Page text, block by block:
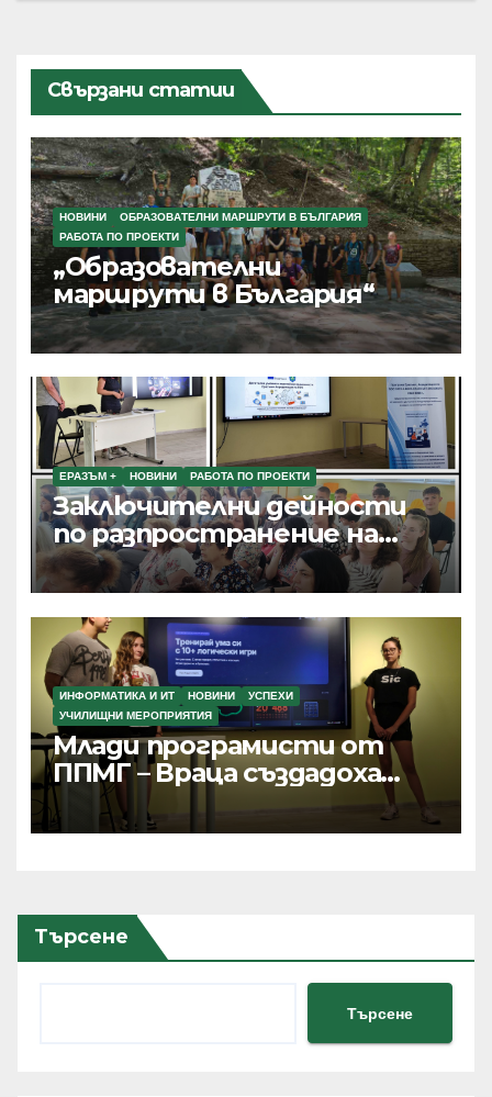
Свързани статии
НОВИНИ
ОБРАЗОВАТЕЛНИ МАРШРУТИ В БЪЛГАРИЯ
РАБОТА ПО ПРОЕКТИ
„Образователни
маршрути в България“
ЕРАЗЪМ + НОВИНИ РАБОТА ПО ПРОЕКТИ
Заключителни дейности
по разпространение на
резултатите от текущи
проекти по Програма
Еразъм+, ПОО и eTwinning
ИНФОРМАТИКА И ИТ НОВИНИ
УСПЕХИ
УЧИЛИЩНИ МЕРОПРИЯТИЯ
Млади програмисти от
ППМГ – Враца създадоха
дигитални продукти с
реално приложение и
Търсене
Търсене